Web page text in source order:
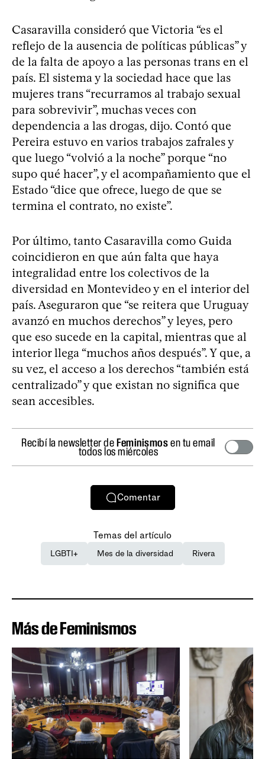
Casaravilla consideró que Victoria “es el
reflejo de la ausencia de políticas públicas” y
de la falta de apoyo a las personas trans en el
país. El sistema y la sociedad hace que las
mujeres trans “recurramos al trabajo sexual
para sobrevivir”, muchas veces con
dependencia a las drogas, dijo. Contó que
Pereira estuvo en varios trabajos zafrales y
que luego “volvió a la noche” porque “no
supo qué hacer”, y el acompañamiento que el
Estado “dice que ofrece, luego de que se
termina el contrato, no existe”.
Por último, tanto Casaravilla como Guida
coincidieron en que aún falta que haya
integralidad entre los colectivos de la
diversidad en Montevideo y en el interior del
país. Aseguraron que “se reitera que Uruguay
avanzó en muchos derechos” y leyes, pero
que eso sucede en la capital, mientras que al
interior llega “muchos años después”. Y que, a
su vez, el acceso a los derechos “también está
centralizado” y que existan no significa que
sean accesibles.
Recibí la newsletter deFeminismosen tu email
todos los miércoles
Comentar
Temas del artículo
LGBTI+ Mes de la diversidad Rivera
Más de Feminismos